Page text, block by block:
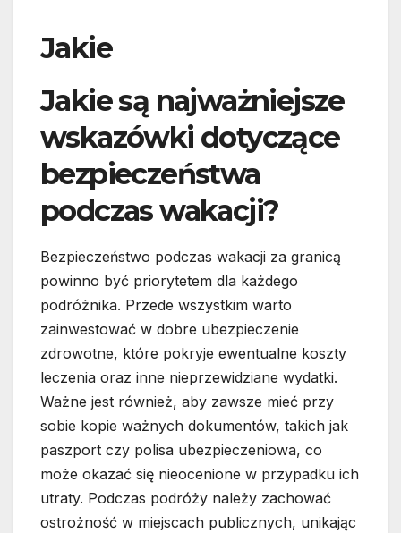
Jakie
Jakie są najważniejsze
wskazówki dotyczące
bezpieczeństwa
podczas wakacji?
Bezpieczeństwo podczas wakacji za granicą
powinno być priorytetem dla każdego
podróżnika. Przede wszystkim warto
zainwestować w dobre ubezpieczenie
zdrowotne, które pokryje ewentualne koszty
leczenia oraz inne nieprzewidziane wydatki.
Ważne jest również, aby zawsze mieć przy
sobie kopie ważnych dokumentów, takich jak
paszport czy polisa ubezpieczeniowa, co
może okazać się nieocenione w przypadku ich
utraty. Podczas podróży należy zachować
ostrożność w miejscach publicznych, unikając